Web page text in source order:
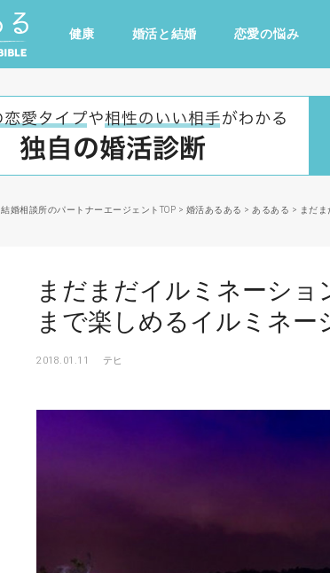
健康 婚活と結婚 恋愛の悩み
カルチャー・トレンド・芸能
結婚相談所のパートナーエージェントTOP > 婚活あるある > あるある > まだ
まだまだイルミネーショ
まで楽しめるイルミネー
2018.01.11 テヒ